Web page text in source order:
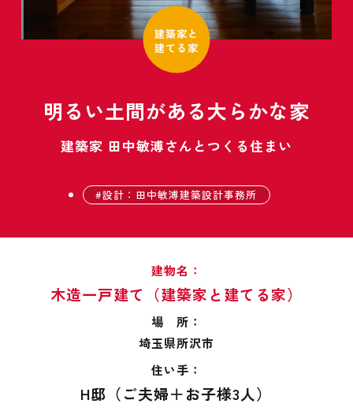
建築家と
建てる家
明るい土間がある大らかな家
建築家 田中敏溥さんとつくる住まい
設計：田中敏溥建築設計事務所
建物名：
木造一戸建て（建築家と建てる家）
場 所：
埼玉県所沢市
住い手：
H邸（ご夫婦＋お子様3人）